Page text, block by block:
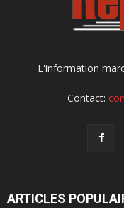
L'information
Contact:
ARTICLES